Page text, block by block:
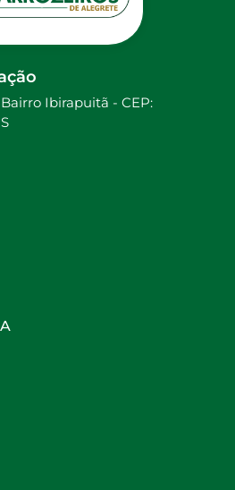
Ibirapuitã - CEP: